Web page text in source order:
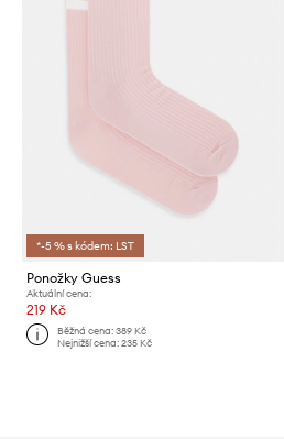
*-5 % s kódem: LST
Ponožky Guess
Aktuální cena:
219 Kč
Běžná cena:389 Kč
Nejnižší cena:235 Kč